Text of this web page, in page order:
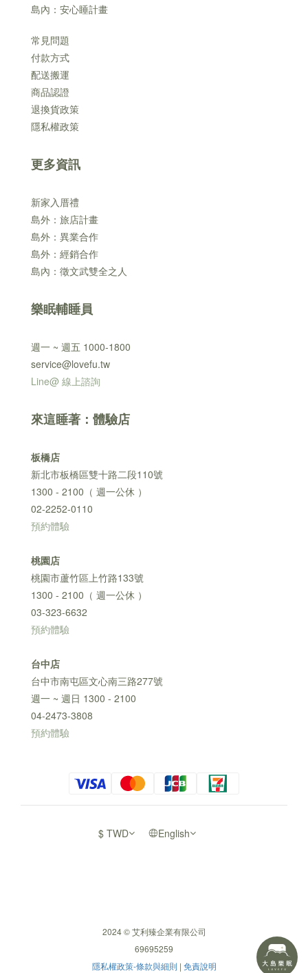
島內：安心睡計畫
常見問題
付款方式
配送搬運
商品認證
退換貨政策
隱私權政策
更多資訊
新家入厝禮
島外：旅店計畫
島外：異業合作
島外：經銷合作
島內：徵文武雙全之人
樂眠輔睡員
週一 ~ 週五 1000-1800
service@lovefu.tw
Line@ 線上諮詢
來這睡著：體驗店
板橋店
新北市板橋區雙十路二段110號
1300 - 2100（ 週一公休 ）
02-2252-0110
預約體驗
桃園店
桃園市蘆竹區上竹路133號
1300 - 2100（ 週一公休 ）
03-323-6632
預約體驗
台中店
台中市南屯區文心南三路277號
週一 ~ 週日 1300 - 2100
04-2473-3808
預約體驗
$ TWD English
2024 © 艾利臻企業有限公司
69695259
隱私權政策-條款與細則 | 免責說明